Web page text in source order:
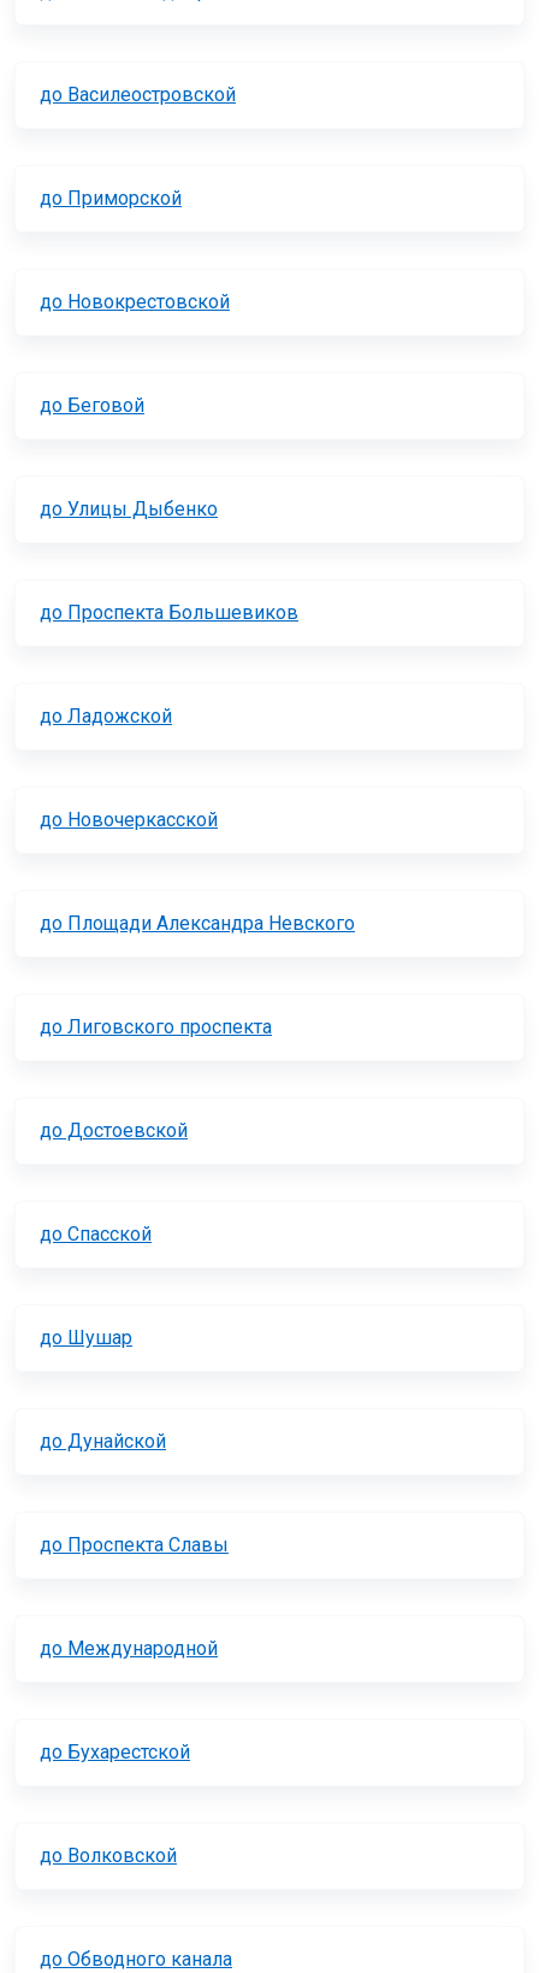
до Василеостровской
до Приморской
до Новокрестовской
до Беговой
до Улицы Дыбенко
до Проспекта Большевиков
до Ладожской
до Новочеркасской
до Площади Александра Невского
до Лиговского проспекта
до Достоевской
до Спасской
до Шушар
до Дунайской
до Проспекта Славы
до Международной
до Бухарестской
до Волковской
до Обводного канала